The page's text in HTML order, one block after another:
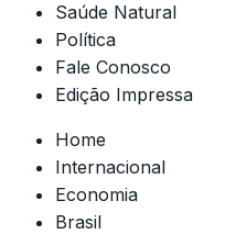
Saúde Natural
Política
Fale Conosco
Edição Impressa
Home
Internacional
Economia
Brasil